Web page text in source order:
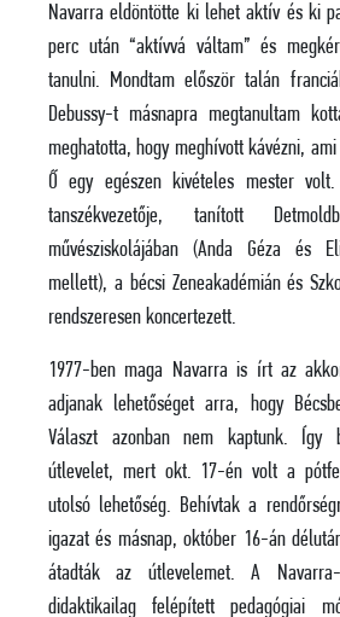
Navarra eldöntötte ki lehet aktív és ki
perc után “aktívvá váltam” és
tanulni. Mondtam először talán
Debussy-t másnapra megtanultam
meghatotta, hogy meghívott kávézni,
Ő egy egészen kivételes mester
tanszékvezetője, tanított
művésziskolájában (Anda Géza és
mellett), a bécsi Zeneakadémián és
rendszeresen koncertezett.
1977-ben maga Navarra is írt az
adjanak lehetőséget arra, hogy
Választ azonban nem kaptunk. Így
útlevelet, mert okt. 17-én volt a
utolsó lehetőség. Behívtak a
igazat és másnap, október 16-án
átadták az útlevelemet. A Navarra-
didaktikailag felépített pedagógiai